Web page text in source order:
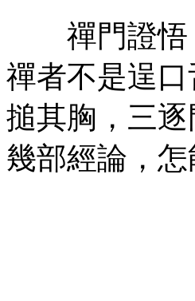
禪門證悟，
禪者不是逞
搥其胸，三
幾部經論，怎